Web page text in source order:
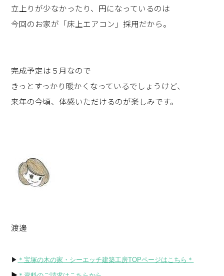
立上りが少なかったり、円になっているのは
今回のお家が「床上エアコン」採用だから。
完成予定は５月なので
きっとすっかり暖かくなっているでしょうけど、
来年の今頃、体感いただけるのが楽しみです。
渡邊
▶ ＊宝塚の木の家・シーエッチ建築工房TOPページはこちら＊